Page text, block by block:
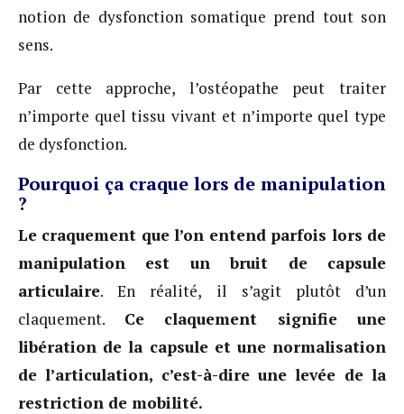
notion de dysfonction somatique prend tout son
sens.
Par cette approche, l’ostéopathe peut traiter
n’importe quel tissu vivant et n’importe quel type
de dysfonction.
Pourquoi ça craque lors de manipulation
?
Le craquement que l’on entend parfois lors de
manipulation est un bruit de capsule
articulaire. En réalité, il s’agit plutôt d’un
claquement. Ce claquement signifie une
libération de la capsule et une normalisation
de l’articulation, c’est-à-dire une levée de la
restriction de mobilité.